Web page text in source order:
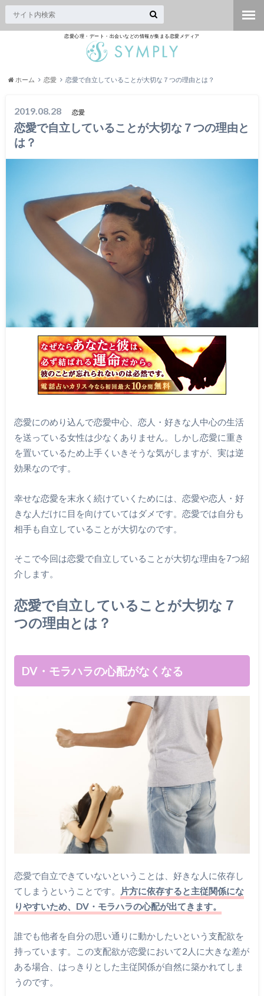
恋愛心理・デート・出会いなどの情報が集まる恋愛メディア
ホーム 恋愛 恋愛で自立していることが大切な７つの理由とは？
2019.08.28 恋愛
恋愛で自立していることが大切な７つの理由と
は？
恋愛にのめり込んで恋愛中心、恋人・好きな人中心の生活
を送っている女性は少なくありません。しかし恋愛に重き
を置いているため上手くいきそうな気がしますが、実は逆
効果なのです。
幸せな恋愛を末永く続けていくためには、恋愛や恋人・好
きな人だけに目を向けていてはダメです。恋愛では自分も
相手も自立していることが大切なのです。
そこで今回は恋愛で自立していることが大切な理由を7つ紹
介します。
恋愛で自立していることが大切な７
つの理由とは？
DV・モラハラの心配がなくなる
恋愛で自立できていないということは、好きな人に依存し
てしまうということです。
片方に依存すると主従関係にな
りやすいため、DV・モラハラの心配が出てきます。
誰でも他者を自分の思い通りに動かしたいという支配欲を
持っています。この支配欲が恋愛において2人に大きな差が
ある場合、はっきりとした主従関係が自然に築かれてしま
うのです。